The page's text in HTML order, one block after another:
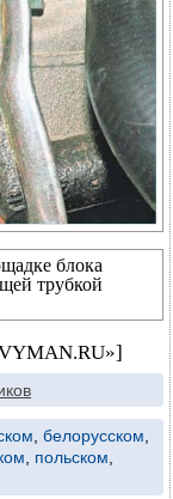
блока
трубкой
, белорусском,
, польском,